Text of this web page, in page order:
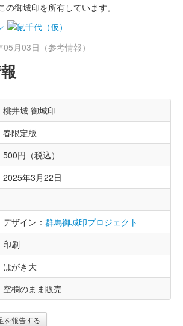
御城印を所有しています。
月03日（参考情報）
桃井城 御城印
春限定版
500円（税込）
2025年3月22日
デザイン： 群馬御城印プロジェクト
印刷
はがき大
空欄のまま販売
を報告する